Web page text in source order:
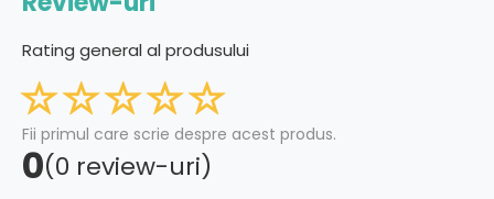
Rating general al produsului
Fii primul care scrie despre acest produs.
0(0 review-uri)